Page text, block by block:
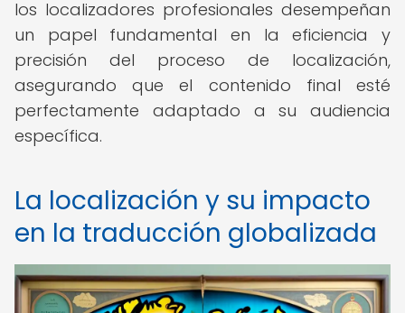
los localizadores profesionales desempeñan
un papel fundamental en la eficiencia y
precisión del proceso de localización,
asegurando que el contenido final esté
perfectamente adaptado a su audiencia
específica.
La localización y su impacto
en la traducción globalizada